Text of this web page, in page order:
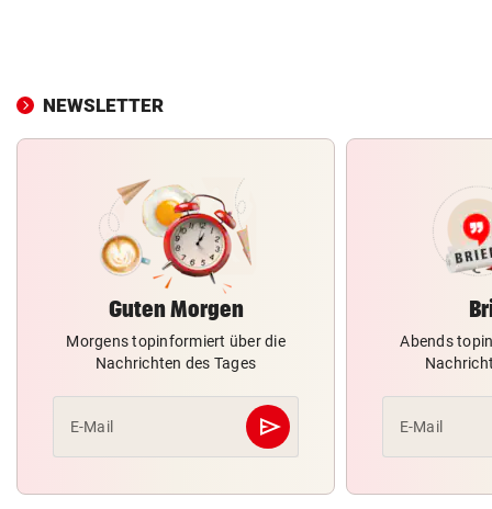
NEWSLETTER
Guten Morgen
Morgens topinformiert über die
Nachrichten des Tages
E-Mail send
Abschicken
Abends
E-Mail